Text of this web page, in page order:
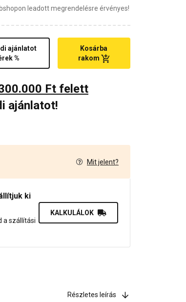
leadott megrendelésre érvényes!
ajánlatot
%
Kosárba
rakom
Ft felett
ajánlatot!
Mit jelent?
ki
a szállítási
KALKULÁLOK
Részletes leírás